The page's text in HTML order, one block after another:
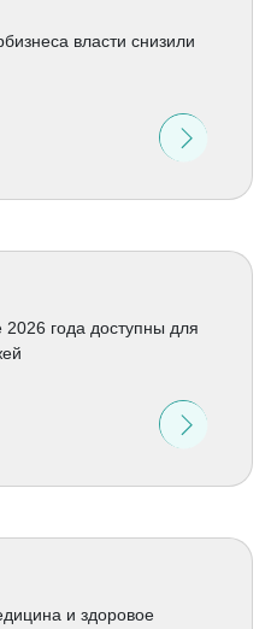
власти снизили
года доступны для
и здоровое